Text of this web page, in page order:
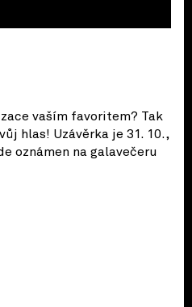
vaším favoritem? Tak
hlas! Uzávěrka je 31. 10.,
oznámen na galavečeru